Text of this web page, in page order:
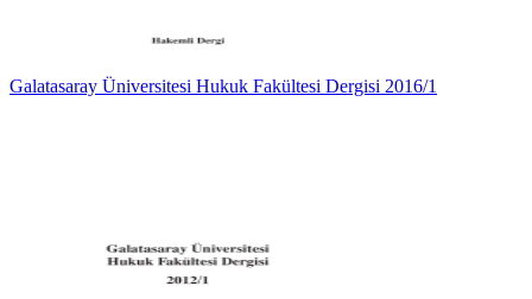
Galatasaray Üniversitesi Hukuk Fakültesi Dergisi 2016/1